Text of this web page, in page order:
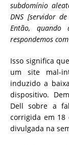
subdomínio
DNS [servidor
Então,
respondemos
Isso significa
um site mal-
induzido a
dispositivo.
Dell sobre a
corrigida em 18
divulgada na